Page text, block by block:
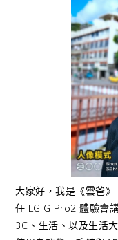
大家好，我是《雲爸
任 LG G Pro2 體驗會
3C、生活、以及生活